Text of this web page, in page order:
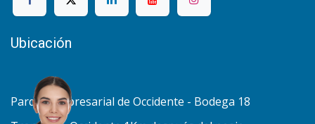
Ubicación
Parque empresarial de Occidente - Bodega 18